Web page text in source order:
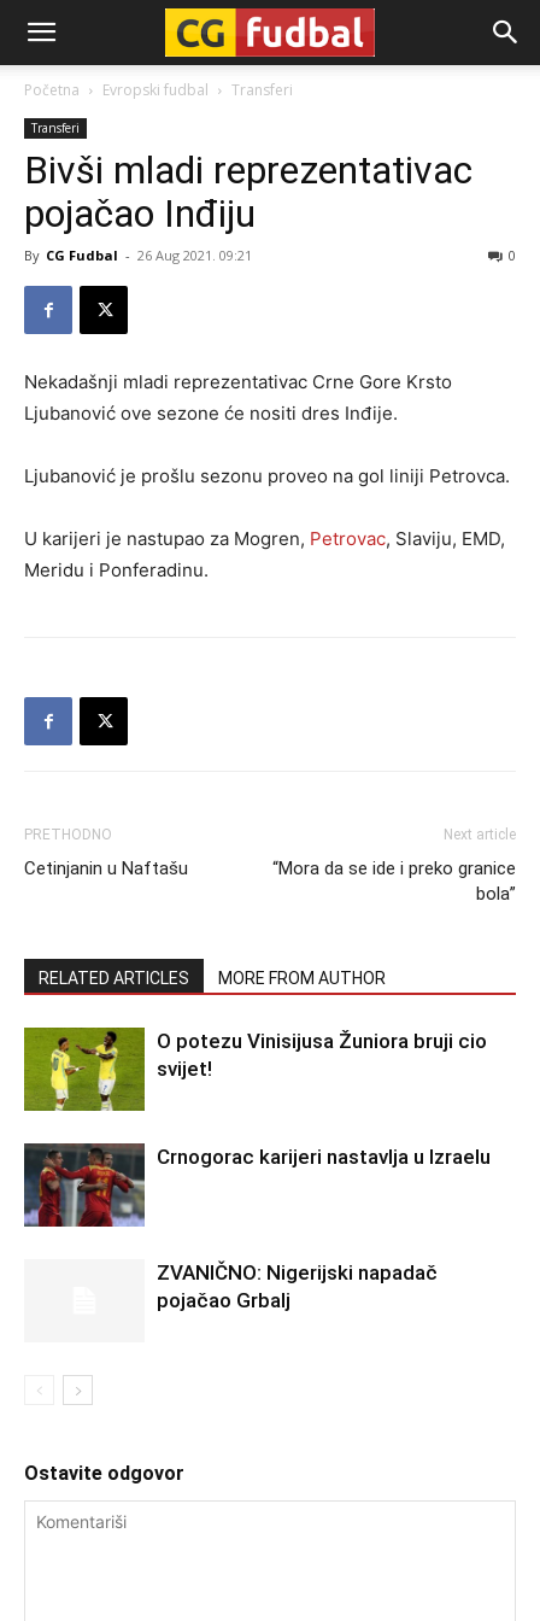
CG-
Fudbal
Početna Evropski fudbal Transferi
Transferi
Bivši mladi reprezentativac
pojačao Inđiju
By CG Fudbal - 26 Aug 2021. 09:21 0
Nekadašnji mladi reprezentativac Crne Gore Krsto
Ljubanović ove sezone će nositi dres Inđije.
Ljubanović je prošlu sezonu proveo na gol liniji Petrovca.
U karijeri je nastupao za Mogren, Petrovac, Slaviju, EMD,
Meridu i Ponferadinu.
PRETHODNO
Cetinjanin u Naftašu
Next article
“Mora da se ide i preko granice
bola”
RELATED ARTICLES MORE FROM AUTHOR
O potezu Vinisijusa Žuniora bruji cio
svijet!
Crnogorac karijeri nastavlja u Izraelu
ZVANIČNO: Nigerijski napadač
pojačao Grbalj
Ostavite odgovor